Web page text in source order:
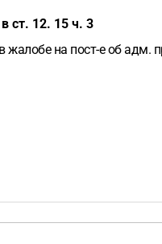
ст. 12. 15 ч. 3
на пост-е об адм.